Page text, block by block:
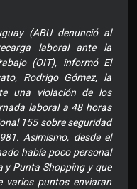
(ABU denunció al
laboral ante la
(OIT), informó El
Rodrigo Gómez, la
una violación de los
laboral a 48 horas
155 sobre seguridad
Asimismo, desde el
había poco personal
y Punta Shopping y que
varios puntos enviaran